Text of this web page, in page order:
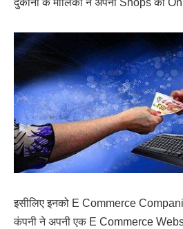
दुकानों के मालिकों ने अपनी Shops को
इसीलिए इनको E Commerce
कंपनी ने अपनी एक E Commerce